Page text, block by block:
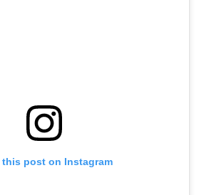
this post on Instagram